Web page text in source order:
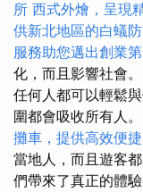
所 西式外燴，呈現
供新北地區的白蟻
服務助您邁出創業
化，而且影響社會
任何人都可以輕鬆
圍都會吸收所有人。
攤車，提供高效便
當地人，而且遊客
們帶來了真正的體驗